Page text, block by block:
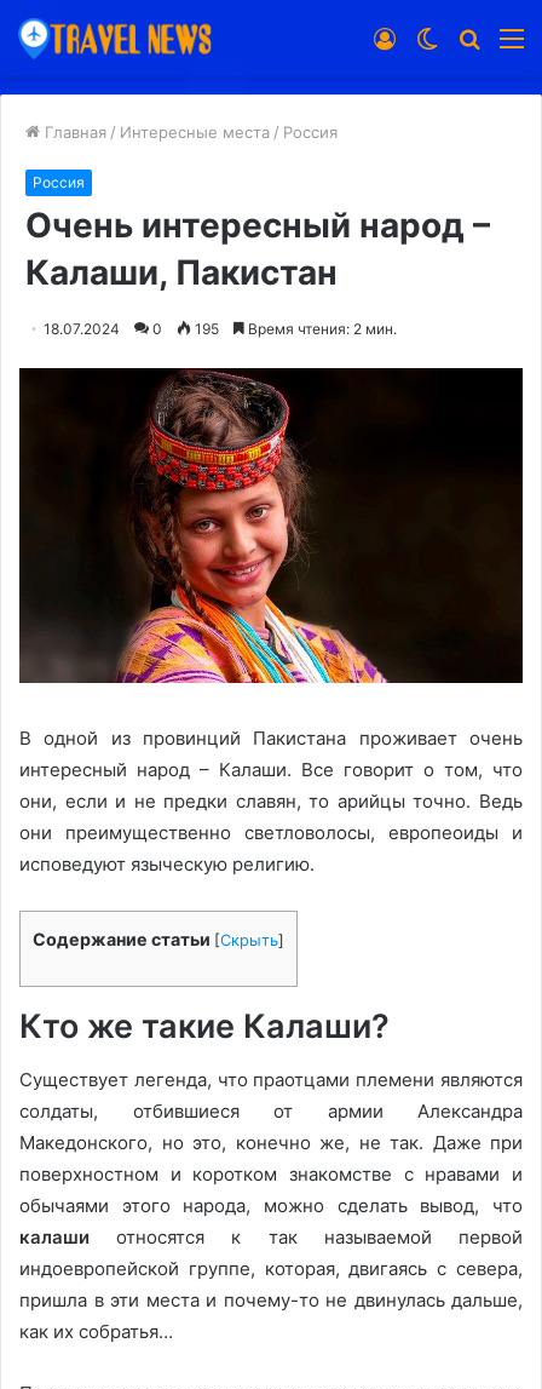
Switch
Войти
Главная / Интересные места / Россия
Россия
Очень интересный народ –
Калаши, Пакистан
18.07.2024 0 195 Время чтения: 2 мин.
В одной из провинций Пакистана проживает очень
интересный народ – Калаши. Все говорит о том, что
они, если и не предки славян, то арийцы точно. Ведь
они преимущественно светловолосы, европеоиды и
исповедуют языческую религию.
Содержание статьи [Скрыть]
Кто же такие Калаши?
Существует легенда, что праотцами племени являются
солдаты, отбившиеся от армии Александра
Македонского, но это, конечно же, не так. Даже при
поверхностном и коротком знакомстве с нравами и
обычаями этого народа, можно сделать вывод, что
калаши относятся к так называемой первой
индоевропейской группе, которая, двигаясь с севера,
пришла в эти места и почему-то не двинулась дальше,
как их собратья…